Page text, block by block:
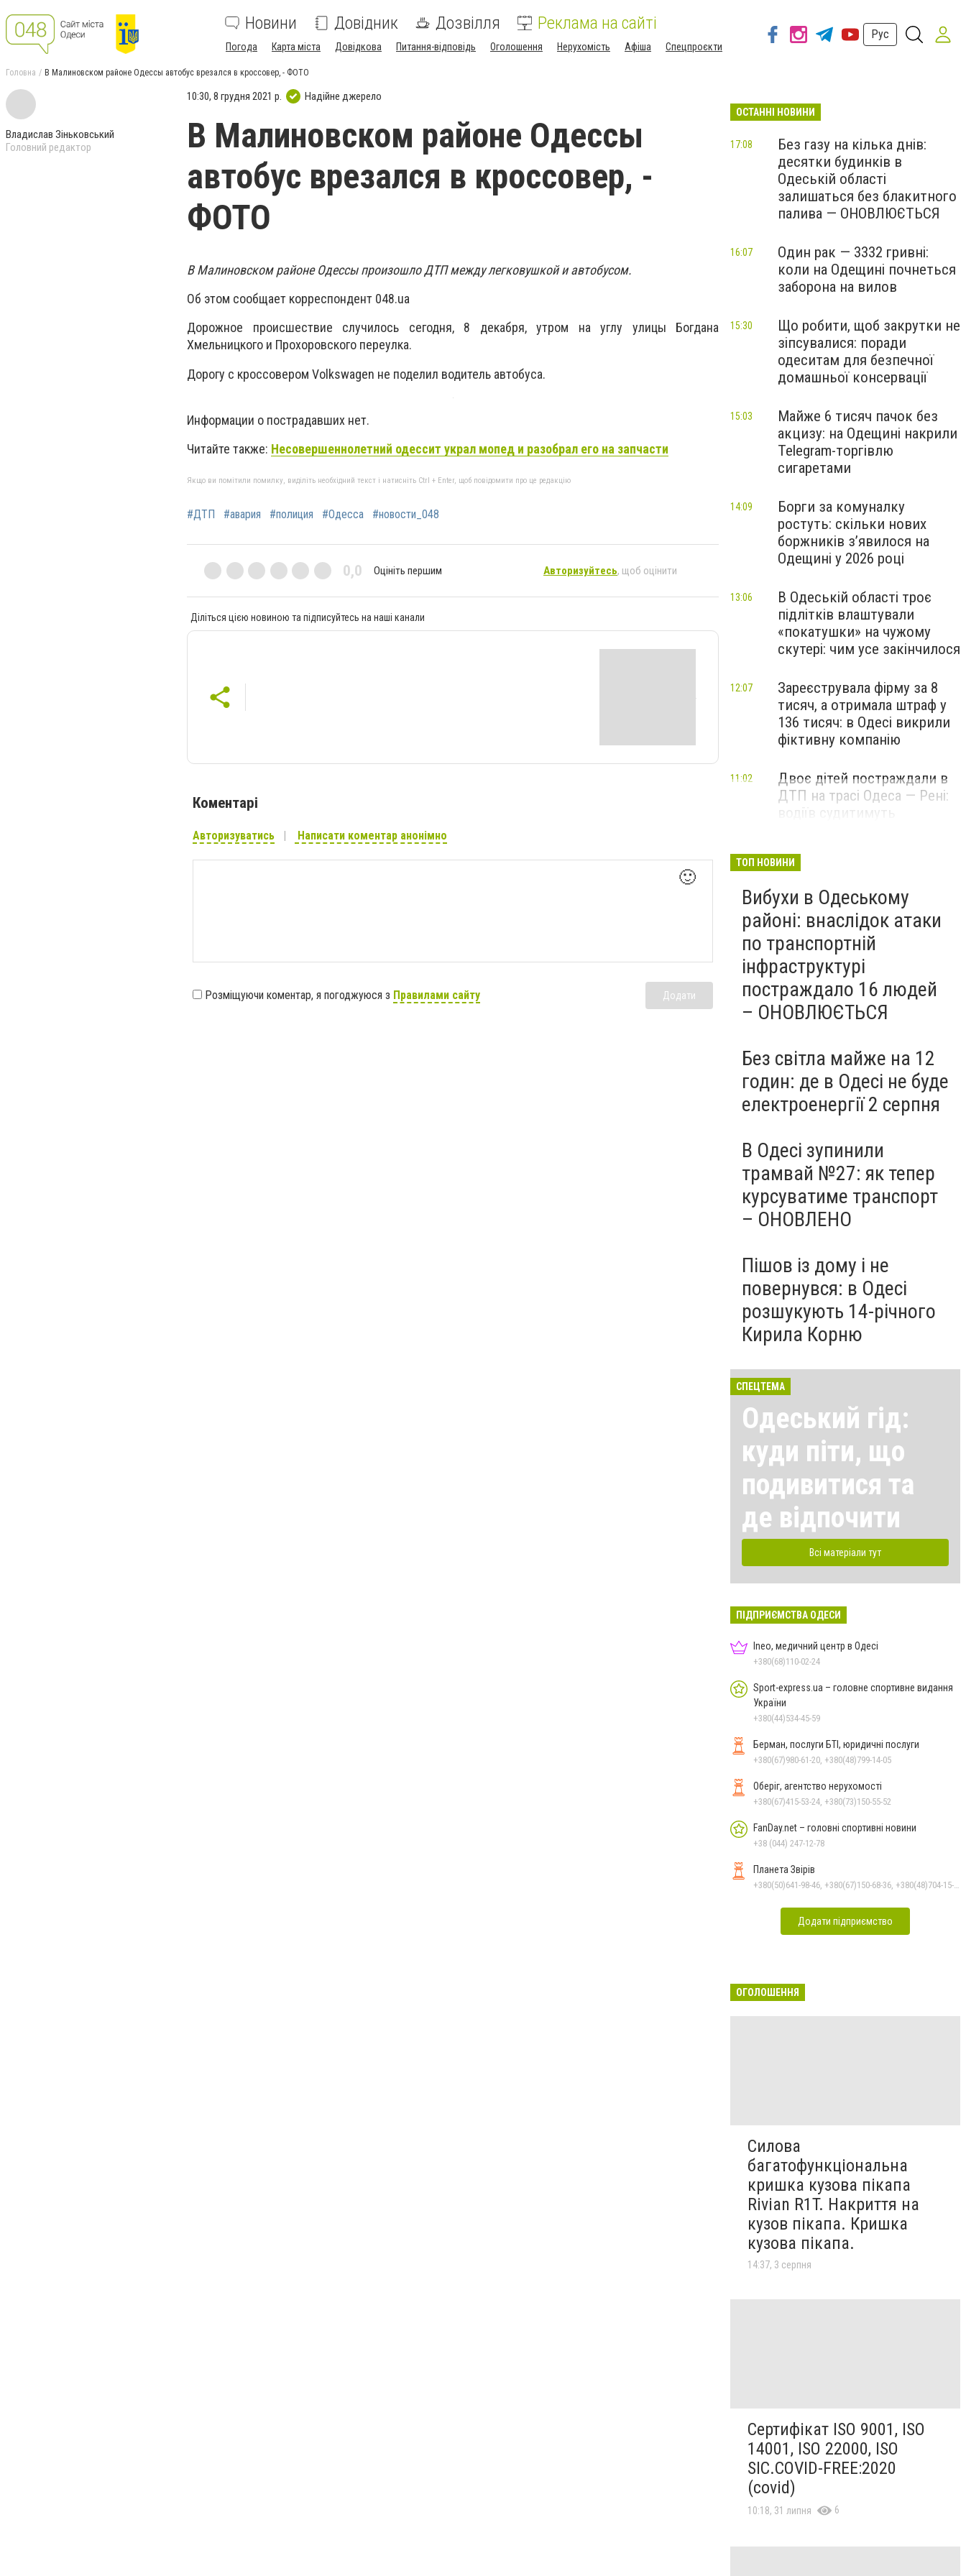
Новини Довідник Дозвілля Реклама на сайті
Погода Карта міста Довідкова Питання-відповідь Оголошення Нерухомість Афіша Спецпроєкти
Рус
Головна В Малиновском районе Одессы автобус врезался в кроссовер, - ФОТО
Владислав Зіньковський
Головний редактор
10:30, 8 грудня 2021 р. Надійне джерело
В Малиновском районе Одессы
автобус врезался в кроссовер, -
ФОТО
В Малиновском районе Одессы произошло ДТП между легковушкой и автобусом.
Об этом сообщает корреспондент 048.ua
Дорожное происшествие случилось сегодня, 8 декабря, утром на углу улицы Богдана
Хмельницкого и Прохоровского переулка.
Дорогу с кроссовером Volkswagen не поделил водитель автобуса.
Информации о пострадавших нет.
Читайте также: Несовершеннолетний одессит украл мопед и разобрал его на запчасти
Якщо ви помітили помилку, виділіть необхідний текст і натисніть Ctrl + Enter, щоб повідомити про це редакцію
#ДТП #авария #полиция #Одесса #новости_048
0,0 Оцініть першим Авторизуйтесь, щоб оцінити
Діліться цією новиною та підписуйтесь на наші канали
Коментарі
Авторизуватись Написати коментар анонімно
🙂
Розміщуючи коментар, я погоджуюся з Правилами сайту Додати
ОСТАННІ НОВИНИ
Без газу на кілька днів:
десятки будинків в
Одеській області
залишаться без блакитного
палива — ОНОВЛЮЄТЬСЯ
17:08
Один рак — 3332 гривні:
коли на Одещині почнеться
заборона на вилов
16:07
Що робити, щоб закрутки не
зіпсувалися: поради
одеситам для безпечної
домашньої консервації
15:30
Майже 6 тисяч пачок без
акцизу: на Одещині накрили
Telegram-торгівлю
сигаретами
15:03
Борги за комуналку
ростуть: скільки нових
боржників з’явилося на
Одещині у 2026 році
14:09
В Одеській області троє
підлітків влаштували
«покатушки» на чужому
скутері: чим усе закінчилося
13:06
Зареєструвала фірму за 8
тисяч, а отримала штраф у
136 тисяч: в Одесі викрили
фіктивну компанію
12:07
Двоє дітей постраждали в
ДТП на трасі Одеса — Рені:
11:02
ТОП НОВИНИ
Вибухи в Одеському
районі: внаслідок атаки
по транспортній
інфраструктурі
постраждало 16 людей
– ОНОВЛЮЄТЬСЯ
Без світла майже на 12
годин: де в Одесі не буде
електроенергії 2 серпня
В Одесі зупинили
трамвай №27: як тепер
курсуватиме транспорт
– ОНОВЛЕНО
Пішов із дому і не
повернувся: в Одесі
розшукують 14-річного
Кирила Корню
СПЕЦТЕМА
Одеський гід:
куди піти, що
подивитися та
де відпочити
Всі матеріали тут
ПІДПРИЄМСТВА ОДЕСИ
Ineo, медичний центр в Одесі
+380(68)110-02-24
Sport-express.ua – головне спортивне видання
України
+380(44)534-45-59
Берман, послуги БТІ, юридичні послуги
+380(67)980-61-20, +380(48)799-14-05
Оберіг, агентство нерухомості
+380(67)415-53-24, +380(73)150-55-52
FanDay.net – головні спортивні новини
+38 (044) 247-12-78
Планета Звірів
Додати підприємство
ОГОЛОШЕННЯ
Силова
багатофункціональна
кришка кузова пікапа
Rivian R1T. Накриття на
кузов пікапа. Кришка
кузова пікапа.
14:37, 3 серпня
Сертифікат ISO 9001, ISO
14001, ISO 22000, ISO
SIC.COVID-FREE:2020
(covid)
10:18, 31 липня 6